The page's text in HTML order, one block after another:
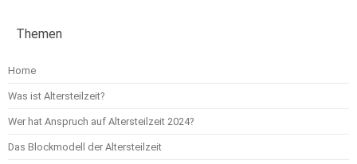
Themen
Home
Was ist Altersteilzeit?
Wer hat Anspruch auf Altersteilzeit 2024?
Das Blockmodell der Altersteilzeit